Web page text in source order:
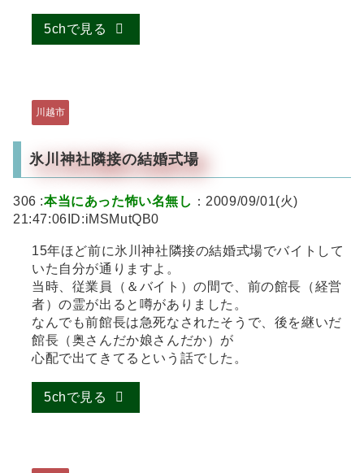
5chで見る
川越市
氷川神社隣接の結婚式場
306 :本当にあった怖い名無し ：2009/09/01(火)
21:47:06ID:iMSMutQB0
15年ほど前に氷川神社隣接の結婚式場でバイトして
いた自分が通りますよ。
当時、従業員（＆バイト）の間で、前の館長（経営
者）の霊が出ると噂がありました。
なんでも前館長は急死なされたそうで、後を継いだ
館長（奥さんだか娘さんだか）が
心配で出てきてるという話でした。
5chで見る